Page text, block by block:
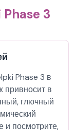
3
Phase 3 в
привносит в
глючный
и посмотрите,